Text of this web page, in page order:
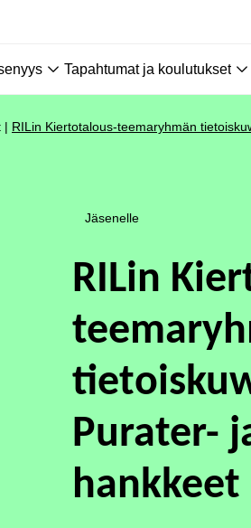
Tapahtumat ja koulutukset
| RILin Kiertotalous-teemaryhmän
Jäsenelle
RILin
Purater-
hankkeet